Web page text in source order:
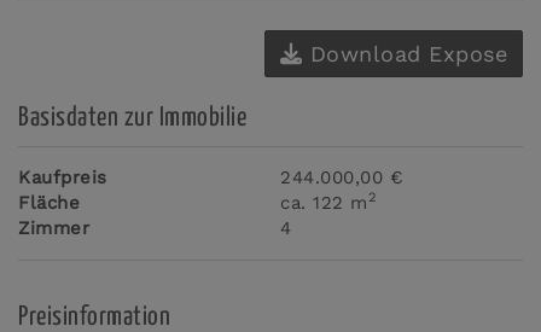
Download Expose
Basisdaten zur Immobilie
Kaufpreis
244.000,00 €
Fläche
ca. 122 m 2
Zimmer 4
Preisinformation